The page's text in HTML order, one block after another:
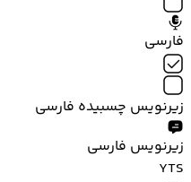
فارسی
زیرنویس چسبیده فارسی
زیرنویس فارسی
YTS